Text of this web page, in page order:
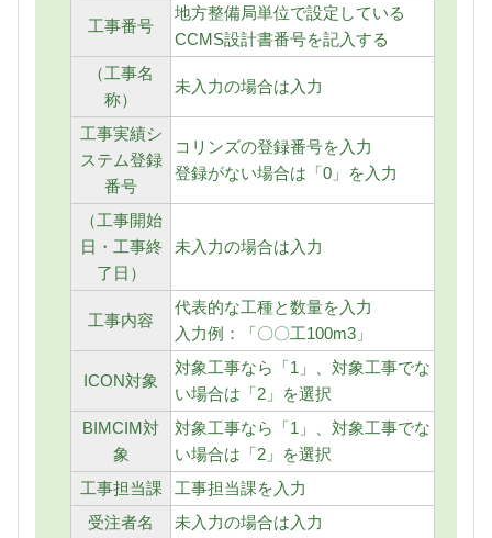
工事番号
地方整備局単位で設定している
CCMS設計書番号を記入する
（工事名
称）
未入力の場合は入力
工事実績シ
ステム登録
番号
コリンズの登録番号を入力
登録がない場合は「0」を入力
（工事開始
日・工事終
了日）
未入力の場合は入力
工事内容
代表的な工種と数量を入力
入力例：「〇〇工100m3」
ICON対象
対象工事なら「1」、対象工事でな
い場合は「2」を選択
BIMCIM対
象
対象工事なら「1」、対象工事でな
い場合は「2」を選択
工事担当課
工事担当課を入力
受注者名
未入力の場合は入力